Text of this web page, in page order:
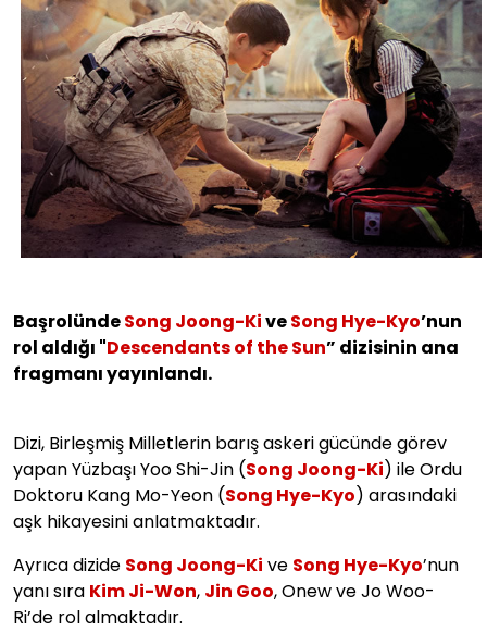
BaşrolündeSong Joong-KiveSong Hye-Kyo’nun
rol aldığı "Descendants of the Sun” dizisinin ana
fragmanı yayınlandı.
Dizi, Birleşmiş Milletlerin barış askeri gücünde görev
yapan Yüzbaşı Yoo Shi-Jin (Song Joong-Ki) ile Ordu
Doktoru Kang Mo-Yeon (Song Hye-Kyo) arasındaki
aşk hikayesini anlatmaktadır.
Ayrıca dizide Song Joong-Ki ve Song Hye-Kyo’nun
yanı sıra Kim Ji-Won, Jin Goo, Onew ve Jo Woo-
Ri’de rol almaktadır.